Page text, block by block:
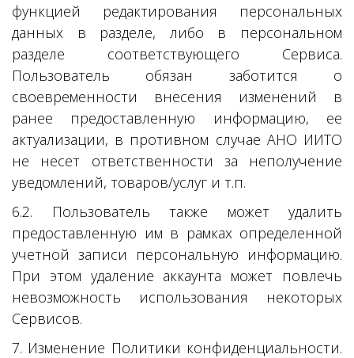
функцией редактирования персональных
данных в разделе, либо в персональном
разделе соответствующего Сервиса.
Пользователь обязан заботится о
своевременности внесения изменений в
ранее предоставленную информацию, ее
актуализации, в противном случае АНО ИИТО
не несет ответственности за неполучение
уведомлений, товаров/услуг и т.п.
6.2. Пользователь также может удалить
предоставленную им в рамках определенной
учетной записи персональную информацию.
При этом удаление аккаунта может повлечь
невозможность использования некоторых
Сервисов.
7. Изменение Политики конфиденциальности.